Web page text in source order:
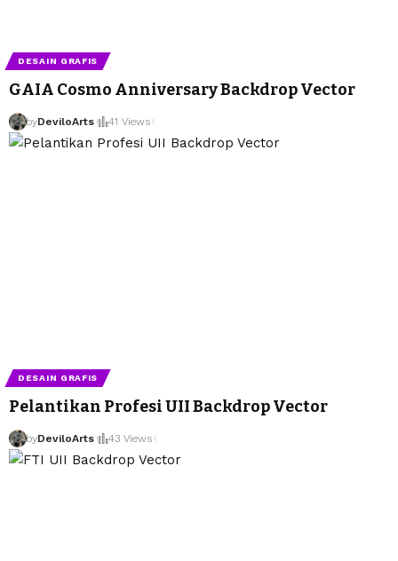
DESAIN GRAFIS
GAIA Cosmo Anniversary Backdrop Vector
byDeviloArts 41 Views
DESAIN GRAFIS
Pelantikan Profesi UII Backdrop Vector
byDeviloArts 43 Views